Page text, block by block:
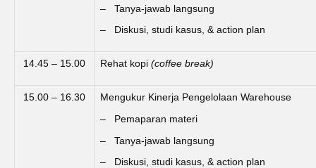
– Tanya-jawab langsung
– Diskusi, studi kasus, & action plan
14.45 – 15.00 Rehat kopi (coffee break)
15.00 – 16.30 Mengukur Kinerja Pengelolaan Warehouse
– Pemaparan materi
– Tanya-jawab langsung
– Diskusi, studi kasus, & action plan